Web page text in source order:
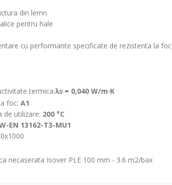
din lemn
pentru hale
cu performante specificate de rezistenta la foc
termica:λD = 0,040 W/m·K
foc: A1
de utilizare: 200 °C
EN 13162-T3-MU1
necaserata Isover PLE 100 mm - 3.6 m2/bax